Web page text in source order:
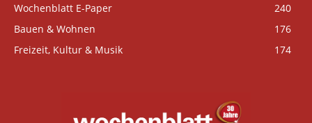
Wochenblatt E-Paper
240
Bauen & Wohnen
176
Freizeit, Kultur & Musik
174